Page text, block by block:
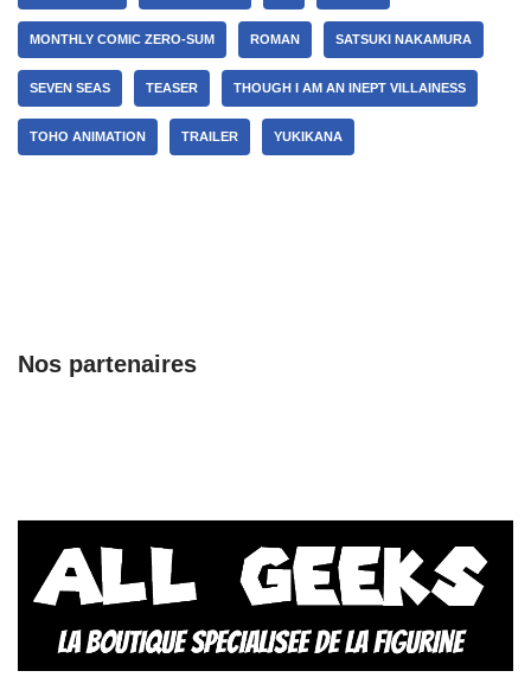
MONTHLY COMIC ZERO-SUM ROMAN SATSUKI NAKAMURA
SEVEN SEAS TEASER THOUGH I AM AN INEPT VILLAINESS
TOHO ANIMATION TRAILER YUKIKANA
Nos partenaires